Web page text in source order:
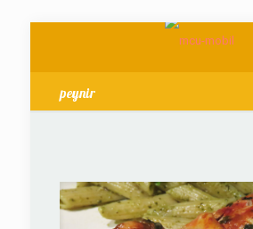
peynir